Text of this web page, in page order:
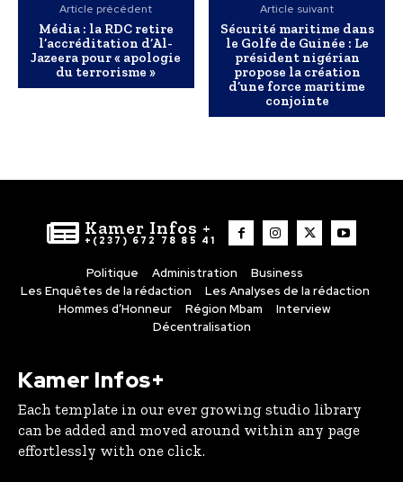
Article précédent
Média : la RDC retire
l’accréditation d’Al-
Jazeera pour « apologie
du terrorisme »
Article suivant
Sécurité maritime dans
le Golfe de Guinée : Le
président nigérian
propose la création
d’une force maritime
conjointe
Kamer Infos +
+(237) 672 78 85 41
Politique Administration
Business
Les Enquêtes de la rédaction
Les Analyses de la rédaction
Hommes d’Honneur
Région Mbam
Interview
Décentralisation
Kamer Infos+
Each template in our ever growing studio library
can be added and moved around within any page
effortlessly with one click.